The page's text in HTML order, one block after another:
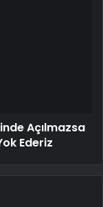
Açılmazsa
Ederiz